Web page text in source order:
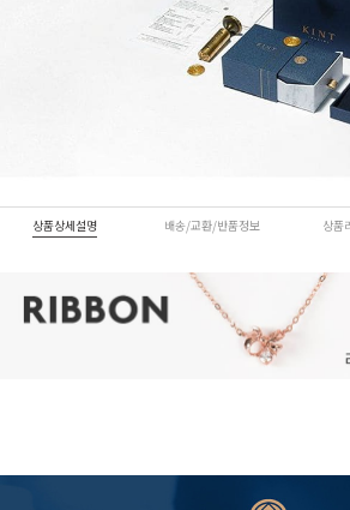
상품상세설명 배송/교환/반품정보 상품